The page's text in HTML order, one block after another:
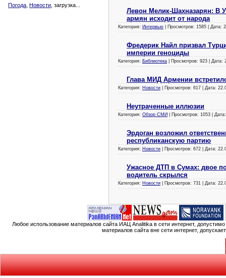
Погода Новости , загрузка...
Левон Мелик-Шахназарян: В
армян исходит от народа
Категория: Интервью | Просмотров: 1585 | Дата:
Фредерик Найл призвал
империи геноциды
Категория: Библиотека | Просмотров: 923 | Дата:
Глава МИД Армении
Категория: Новости | Просмотров: 617 | Дата:
Неутраченные иллюзии
Категория: Обзор СМИ | Просмотров: 1053 |
Эрдоган возложил
республиканскую партию
Категория: Новости | Просмотров: 672 | Дата:
Ужасное ДТП в Сумах: двое
водитель скрылся
Категория: Новости | Просмотров: 731 | Дата:
Любое использование материалов сайта ИАЦ Analitika в сети интернет,
материалов сайта вне сети интернет,